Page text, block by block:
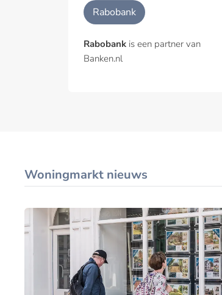
Rabobank
Rabobank is een partner van
Banken.nl
voedselzekerheid
financieringsvraagstuk
Woningmarkt nieuws